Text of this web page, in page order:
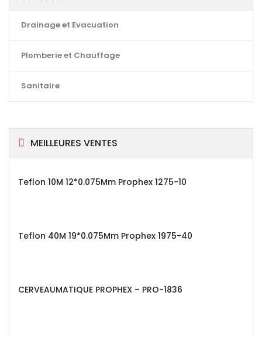
Drainage et Evacuation
Plomberie et Chauffage
Sanitaire
MEILLEURES VENTES
Teflon 10M 12*0.075Mm Prophex 1275-10
Teflon 40M 19*0.075Mm Prophex 1975-40
CERVEAUMATIQUE PROPHEX – PRO-1836